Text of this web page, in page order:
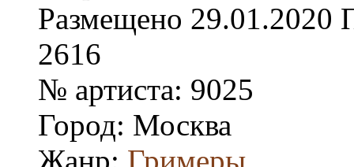
Размещено 29.01.2020
2616
№ артиста: 9025
Город: Москва
Жанр: Гримеры